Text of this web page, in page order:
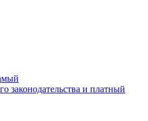
законодательства и платный